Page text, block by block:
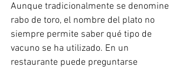
Aunque tradicionalmente se denomine
rabo de toro, el nombre del plato no
siempre permite saber qué tipo de
vacuno se ha utilizado. En un
restaurante puede preguntarse